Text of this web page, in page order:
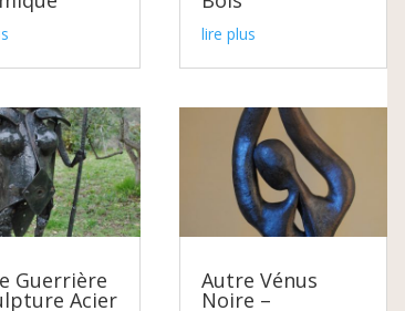
Guerrière
Acier
lire plus
Autre Vénus
Noire –